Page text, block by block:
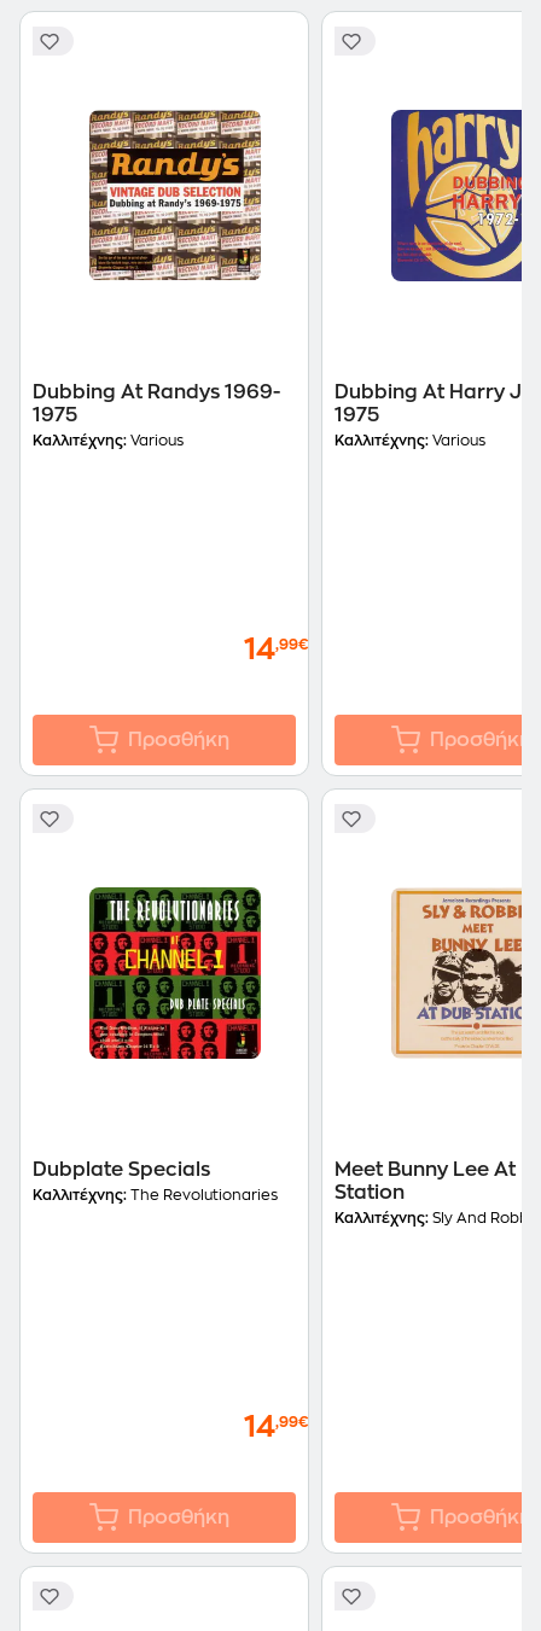
Dubbing At Randys 1969-
1975
Καλλιτέχνης: Various
14,99€
Προσθήκη
Dubbing At Harry J's
1975
Καλλιτέχνης: Various
Προσθήκη
Dubplate Specials
Καλλιτέχνης: The Revolutionaries
14,99€
Προσθήκη
Meet Bunny Lee At
Station
Καλλιτέχνης: Sly And Robbie
Προσθήκη